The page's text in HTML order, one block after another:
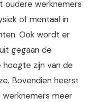
oudere werknemers
of mentaal in
Ook wordt er
gegaan de
zijn van de
Bovendien heerst
meer